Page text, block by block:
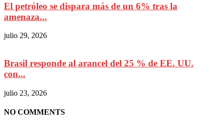
El petróleo se dispara más de un 6% tras la
amenaza...
julio 29, 2026
Brasil responde al arancel del 25 % de EE. UU.
con...
julio 23, 2026
NO COMMENTS